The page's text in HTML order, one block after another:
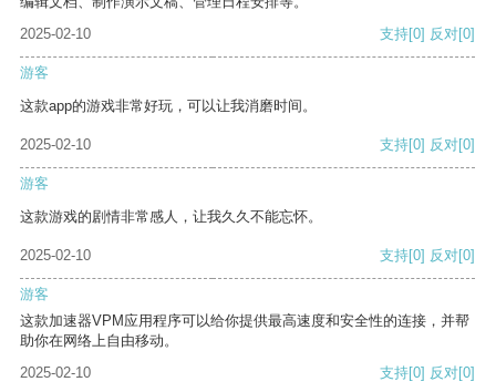
2025-02-10
支持[0] 反对[0]
游客
这款app的游戏非常好玩，可以让我消磨时间。
2025-02-10 支持[0] 反对[0]
游客
这款游戏的剧情非常感人，让我久久不能忘怀。
2025-02-10 支持[0] 反对[0]
游客
这款加速器VPM应用程序可以给你提供最高速度和安全性的连接，并帮
助你在网络上自由移动。
2025-02-10
支持[0] 反对[0]